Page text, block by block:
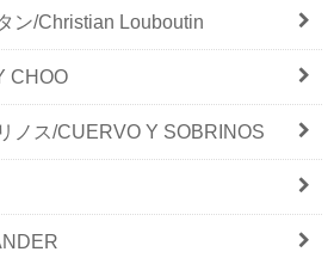
ン/Christian Louboutin
CHOO
ノス/CUERVO Y SOBRINOS